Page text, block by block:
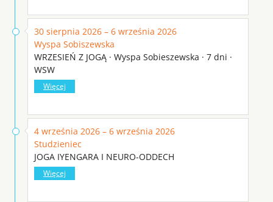
30 sierpnia 2026 – 6 września 2026
Wyspa Sobiszewska
WRZESIEŃ Z JOGĄ · Wyspa Sobieszewska · 7 dni ·
WSW
Więcej
4 września 2026 – 6 września 2026
Studzieniec
JOGA IYENGARA I NEURO-ODDECH
Więcej